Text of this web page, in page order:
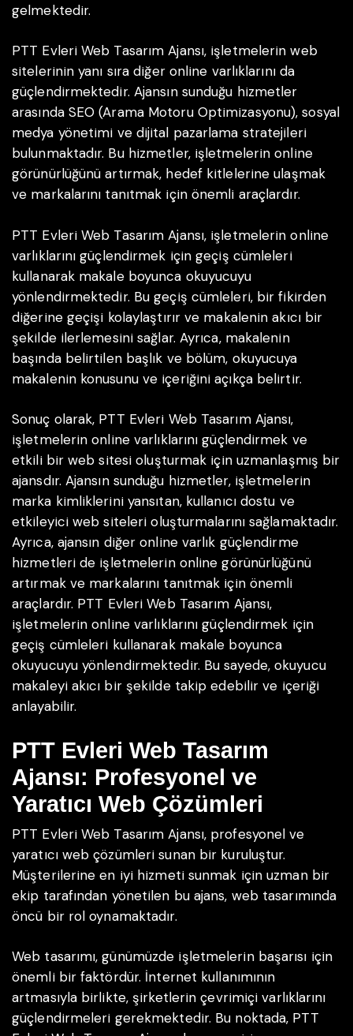
gelmektedir.
PTT Evleri Web Tasarım Ajansı, işletmelerin web
sitelerinin yanı sıra diğer online varlıklarını da
güçlendirmektedir. Ajansın sunduğu hizmetler
arasında SEO (Arama Motoru Optimizasyonu), sosyal
medya yönetimi ve dijital pazarlama stratejileri
bulunmaktadır. Bu hizmetler, işletmelerin online
görünürlüğünü artırmak, hedef kitlelerine ulaşmak
ve markalarını tanıtmak için önemli araçlardır.
PTT Evleri Web Tasarım Ajansı, işletmelerin online
varlıklarını güçlendirmek için geçiş cümleleri
kullanarak makale boyunca okuyucuyu
yönlendirmektedir. Bu geçiş cümleleri, bir fikirden
diğerine geçişi kolaylaştırır ve makalenin akıcı bir
şekilde ilerlemesini sağlar. Ayrıca, makalenin
başında belirtilen başlık ve bölüm, okuyucuya
makalenin konusunu ve içeriğini açıkça belirtir.
Sonuç olarak, PTT Evleri Web Tasarım Ajansı,
işletmelerin online varlıklarını güçlendirmek ve
etkili bir web sitesi oluşturmak için uzmanlaşmış bir
ajansdır. Ajansın sunduğu hizmetler, işletmelerin
marka kimliklerini yansıtan, kullanıcı dostu ve
etkileyici web siteleri oluşturmalarını sağlamaktadır.
Ayrıca, ajansın diğer online varlık güçlendirme
hizmetleri de işletmelerin online görünürlüğünü
artırmak ve markalarını tanıtmak için önemli
araçlardır. PTT Evleri Web Tasarım Ajansı,
işletmelerin online varlıklarını güçlendirmek için
geçiş cümleleri kullanarak makale boyunca
okuyucuyu yönlendirmektedir. Bu sayede, okuyucu
makaleyi akıcı bir şekilde takip edebilir ve içeriği
anlayabilir.
PTT Evleri Web Tasarım
Ajansı: Profesyonel ve
Yaratıcı Web Çözümleri
PTT Evleri Web Tasarım Ajansı, profesyonel ve
yaratıcı web çözümleri sunan bir kuruluştur.
Müşterilerine en iyi hizmeti sunmak için uzman bir
ekip tarafından yönetilen bu ajans, web tasarımında
öncü bir rol oynamaktadır.
Web tasarımı, günümüzde işletmelerin başarısı için
önemli bir faktördür. İnternet kullanımının
artmasıyla birlikte, şirketlerin çevrimiçi varlıklarını
güçlendirmeleri gerekmektedir. Bu noktada, PTT